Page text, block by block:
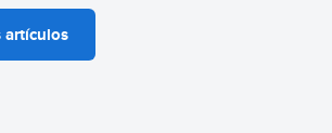
artículos